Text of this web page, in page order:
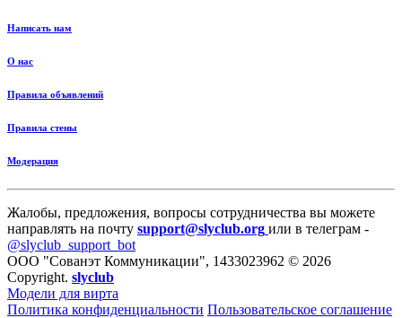
Написать нам
О нас
Правила объявлений
Правила стены
Модерация
Жалобы, предложения, вопросы сотрудничества вы можете
направлять на почту support@slyclub.org или в телеграм -
@slyclub_support_bot
ООО "Сованэт Коммуникации", 1433023962 © 2026
Copyright. slyclub
Модели для вирта
Политика конфиденциальности Пользовательское соглашение